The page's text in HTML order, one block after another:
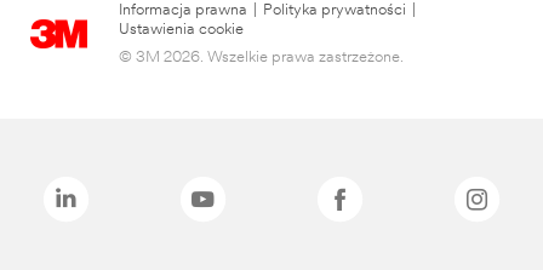
Informacja prawna Polityka prywatności
Ustawienia cookie
© 3M 2026. Wszelkie prawa zastrzeżone.